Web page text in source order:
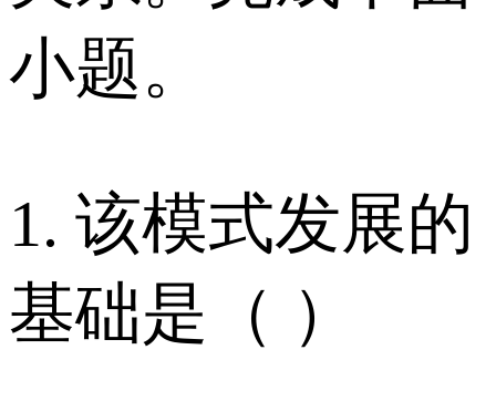
小题。
1. 该模式发展的
基础是（ ）